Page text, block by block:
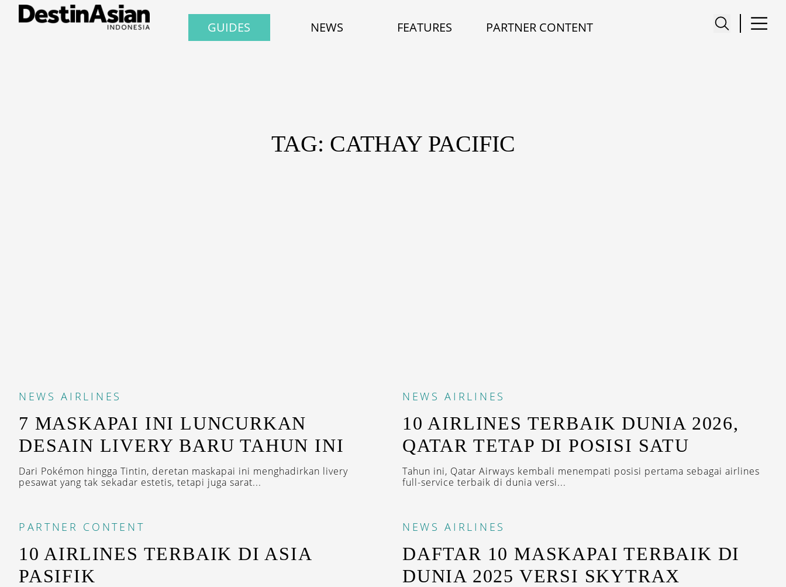
GUIDES NEWS FEATURES PARTNER CONTENT
TAG: CATHAY PACIFIC
NEWS AIRLINES
7 MASKAPAI INI LUNCURKAN
DESAIN LIVERY BARU TAHUN INI
Dari Pokémon hingga Tintin, deretan maskapai ini menghadirkan livery
pesawat yang tak sekadar estetis, tetapi juga sarat...
NEWS AIRLINES
10 AIRLINES TERBAIK DUNIA 2026,
QATAR TETAP DI POSISI SATU
Tahun ini, Qatar Airways kembali menempati posisi pertama sebagai airlines
full-service terbaik di dunia versi...
PARTNER CONTENT
10 AIRLINES TERBAIK DI ASIA
PASIFIK
NEWS AIRLINES
DAFTAR 10 MASKAPAI TERBAIK DI
DUNIA 2025 VERSI SKYTRAX